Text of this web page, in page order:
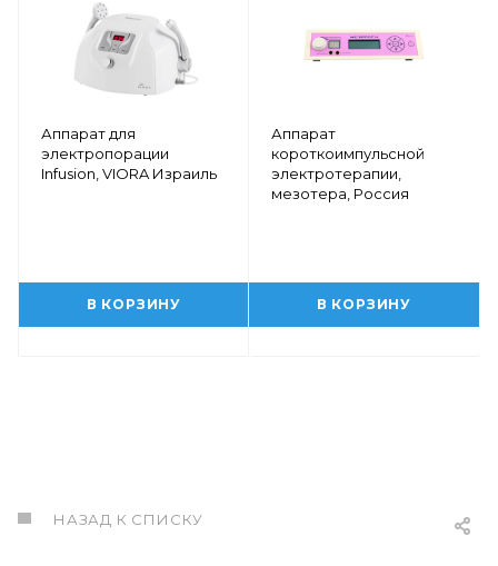
Аппарат для
электропорации
Infusion, VIORA Израиль
В КОРЗИНУ
Аппарат
короткоимпульсной
электротерапии,
мезотера, Россия
В КОРЗИНУ
НАЗАД К СПИСКУ